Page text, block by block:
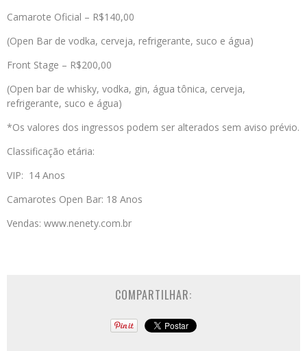
Camarote Oficial – R$140,00
(Open Bar de vodka, cerveja, refrigerante, suco e água)
Front Stage – R$200,00
(Open bar de whisky, vodka, gin, água tônica, cerveja,
refrigerante, suco e água)
*Os valores dos ingressos podem ser alterados sem aviso prévio.
Classificação etária:
VIP: 14 Anos
Camarotes Open Bar: 18 Anos
Vendas: www.nenety.com.br
COMPARTILHAR: